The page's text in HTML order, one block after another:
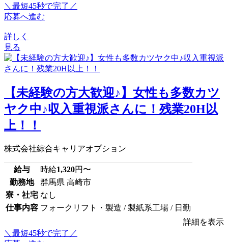
＼最短45秒で完了／
応募へ進む
詳しく
見る
【未経験の方大歓迎♪】女性も多数カツ
ヤク中♪収入重視派さんに！残業20H以
上！！
株式会社綜合キャリアオプション
給与 時給1,320円〜
勤務地
群馬県 高崎市
寮・社宅 なし
仕事内容 フォークリフト・製造 / 製紙系工場 / 日勤
詳細を表示
＼最短45秒で完了／